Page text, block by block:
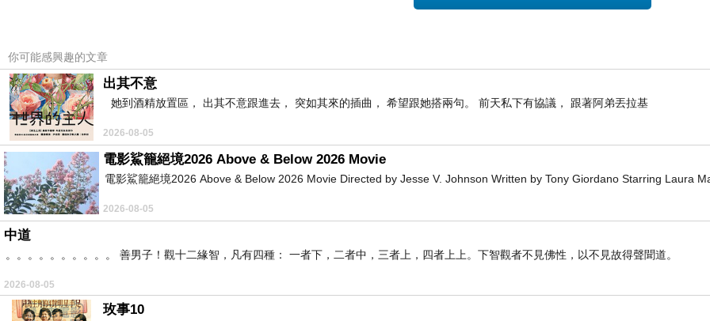
你可能感興趣的文章
出其不意
她到酒精放置區， 出其不意跟進去， 突如其來的插曲， 希望跟她搭兩句。 前天私下有協議， 跟著阿弟丟拉基
2026-08-05
電影鯊籠絕境2026 Above & Below 2026 Movie
電影鯊籠絕境2026 Above & Below 2026 Movie Directed by Jesse V. Johnson Written by Tony Giordano Starring Laura
2026-08-05
中道
。。。。。。。。。。 善男子！觀十二緣智，凡有四種： 一者下，二者中，三者上，四者上上。下智觀者不見佛性，以不見故得聲聞道。
2026-08-05
玫事10